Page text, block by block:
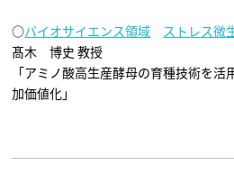
○バイオサイエンス領域
ストレス微
髙木 博史 教授
「アミノ酸高生産酵母の育種技術を
加価値化」